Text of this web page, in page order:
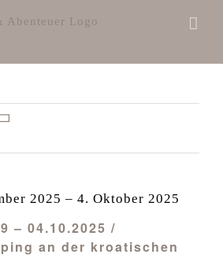
– 04.10.2025 /
an der kroatischen
2025 – 4. Oktober 2025